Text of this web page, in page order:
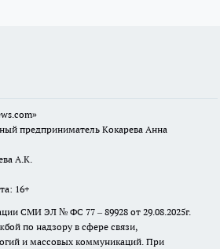
предприниматель Кокарева Анна
А.К.
16+
СМИ ЭЛ № ФС 77 – 89928 от 29.08.2025г.
по надзору в сфере связи,
и массовых коммуникаций. При